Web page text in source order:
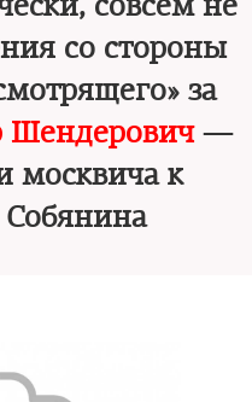
со стороны
за
Шендерович—
москвича к